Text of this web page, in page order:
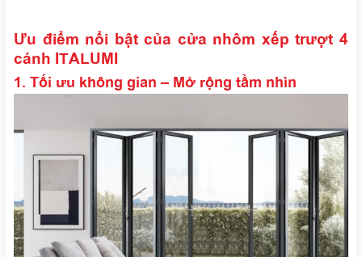
Ưu điểm nổi bật của cửa nhôm xếp trượt 4
cánh ITALUMI
1. Tối ưu không gian – Mở rộng tầm nhìn